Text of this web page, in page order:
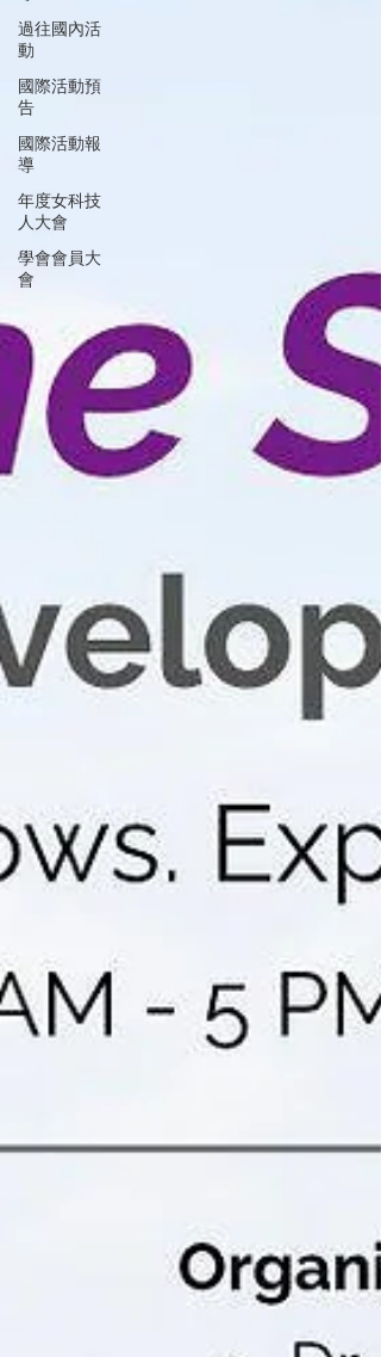
過往國內活
動
國際活動預
告
國際活動報
導
年度女科技
人大會
學會會員大
會